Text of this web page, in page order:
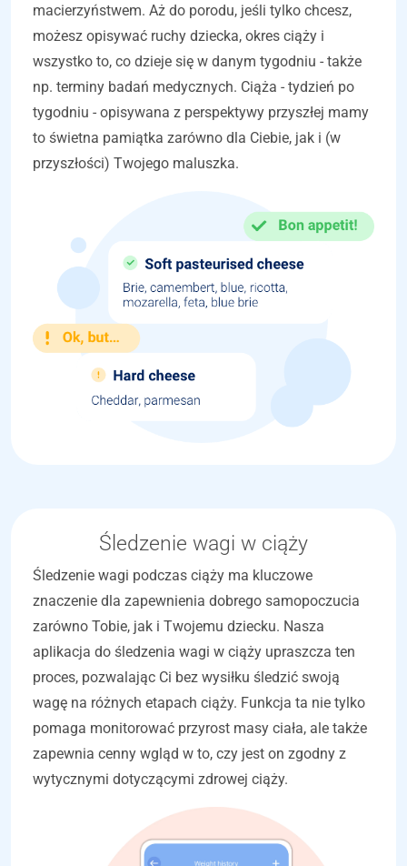
macierzyństwem. Aż do porodu, jeśli tylko chcesz,
możesz opisywać ruchy dziecka, okres ciąży i
wszystko to, co dzieje się w danym tygodniu - także
np. terminy badań medycznych. Ciąża - tydzień po
tygodniu - opisywana z perspektywy przyszłej mamy
to świetna pamiątka zarówno dla Ciebie, jak i (w
przyszłości) Twojego maluszka.
Śledzenie wagi w ciąży
Śledzenie wagi podczas ciąży ma kluczowe
znaczenie dla zapewnienia dobrego samopoczucia
zarówno Tobie, jak i Twojemu dziecku. Nasza
aplikacja do śledzenia wagi w ciąży upraszcza ten
proces, pozwalając Ci bez wysiłku śledzić swoją
wagę na różnych etapach ciąży. Funkcja ta nie tylko
pomaga monitorować przyrost masy ciała, ale także
zapewnia cenny wgląd w to, czy jest on zgodny z
wytycznymi dotyczącymi zdrowej ciąży.